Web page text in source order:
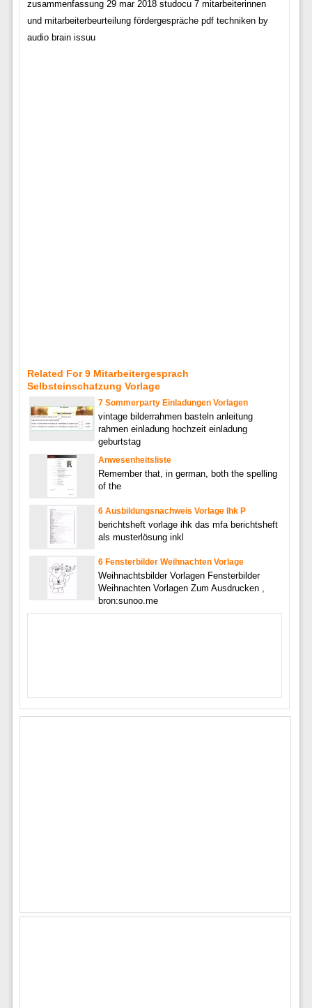
zusammenfassung 29 mar 2018 studocu 7 mitarbeiterinnen
und mitarbeiterbeurteilung fördergespräche pdf techniken by
audio brain issuu
Related For 9 Mitarbeitergesprach
Selbsteinschatzung Vorlage
7 Sommerparty Einladungen Vorlagen
vintage bilderrahmen basteln anleitung
rahmen einladung hochzeit einladung
geburtstag
Anwesenheitsliste
Remember that, in german, both the spelling
of the
6 Ausbildungsnachweis Vorlage Ihk P
berichtsheft vorlage ihk das mfa berichtsheft
als musterlösung inkl
6 Fensterbilder Weihnachten Vorlage
Weihnachtsbilder Vorlagen Fensterbilder
Weihnachten Vorlagen Zum Ausdrucken ,
bron:sunoo.me